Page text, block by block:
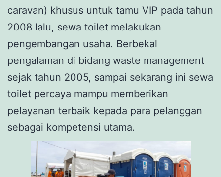
caravan) khusus untuk tamu VIP pada tahun
2008 lalu, sewa toilet melakukan
pengembangan usaha. Berbekal
pengalaman di bidang waste management
sejak tahun 2005, sampai sekarang ini sewa
toilet percaya mampu memberikan
pelayanan terbaik kepada para pelanggan
sebagai kompetensi utama.